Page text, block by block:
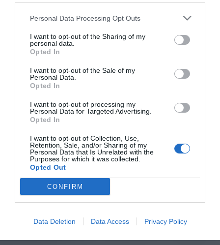
Personal Data Processing Opt Outs
I want to opt-out of the Sharing of my
personal data.
Opted In
I want to opt-out of the Sale of my
Personal Data.
Opted In
I want to opt-out of processing my
Personal Data for Targeted Advertising.
Opted In
I want to opt-out of Collection, Use,
Retention, Sale, and/or Sharing of my
Personal Data that Is Unrelated with the
Purposes for which it was collected.
Opted Out
CONFIRM
Data Deletion Data Access Privacy Policy